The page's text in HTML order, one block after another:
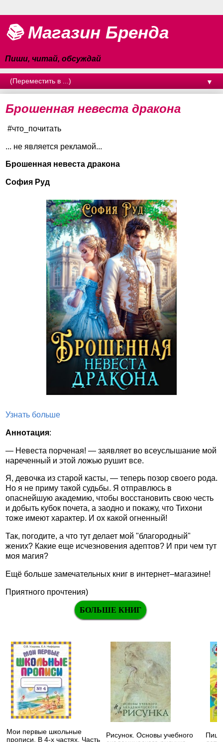
📚 Магазин Бренда
Пиши, читай, обсуждай
▼
Брошенная невеста дракона
#что_почитать
... не является рекламой...
Брошенная невеста дракона
София Руд
Узнать больше
Аннотация:
— Невеста порченая! — заявляет во всеуслышание мой
нареченный и этой ложью рушит все.
Я, девочка из старой касты, — теперь позор своего рода.
Но я не приму такой судьбы. Я отправлюсь в
опаснейшую академию, чтобы восстановить свою честь
и добыть кубок почета, а заодно и покажу, что Тихони
тоже имеют характер. И ох какой огненный!
Так, погодите, а что тут делает мой "благородный"
жених? Какие еще исчезновения адептов? И при чем тут
моя магия?
Ещё больше замечательных книг в интернет–магазине!
Приятного прочтения)
БОЛЬШЕ КНИГ
Мои первые школьные
прописи. В 4-х частях. Часть
Рисунок. Основы учебного